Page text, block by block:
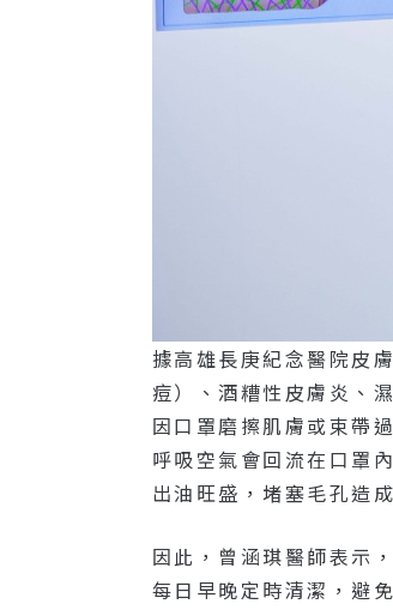
據高雄長庚紀念醫院皮
痘）、酒糟性皮膚炎、
因口罩磨擦肌膚或束帶
呼吸空氣會回流在口罩
出油旺盛，堵塞毛孔造
因此，曾涵琪醫師表示
每日早晚定時清潔，避